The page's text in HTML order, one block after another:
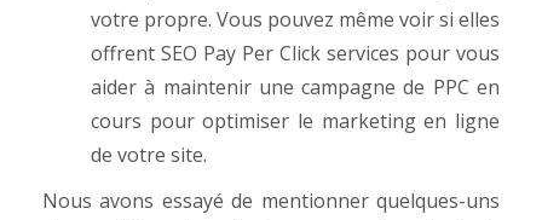
votre propre. Vous pouvez même voir si elles
offrent SEO Pay Per Click services pour vous
aider à maintenir une campagne de PPC en
cours pour optimiser le marketing en ligne
de votre site.
Nous avons essayé de mentionner quelques-uns